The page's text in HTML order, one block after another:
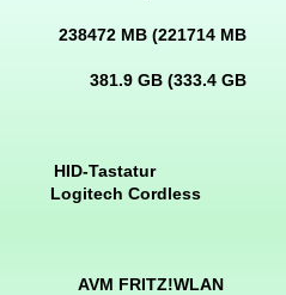
MB (221714 MB
GB (333.4 GB
Tastatur
Cordless
FRITZ!WLAN